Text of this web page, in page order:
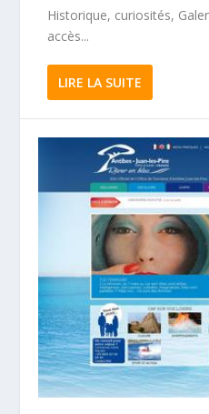
Historique, curiosités,
accès...
LIRE LA SUITE